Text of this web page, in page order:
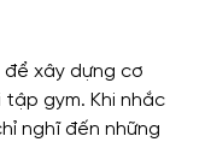
xây dựng cơ
gym. Khi nhắc
nghĩ đến những